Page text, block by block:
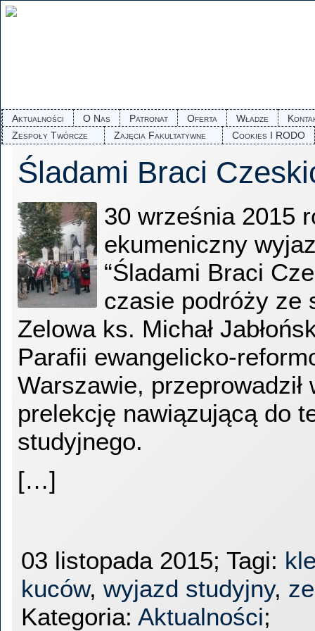
Aktualności O Nas Patronat Oferta Władze
Zespoły Twórcze
Zajęcia Fakultatywne Cookies I RODO
Śladami Braci
30 września 2015
ekumeniczny
“Śladami Braci
czasie podróży ze
Zelowa ks. Michał
Parafii ewangelicko-
Warszawie, przeprowadził
prelekcję nawiązującą do
studyjnego.
[…]
03 listopada 2015; Tagi:
kuców, wyjazd studyjny,
Kategoria: Aktualności;